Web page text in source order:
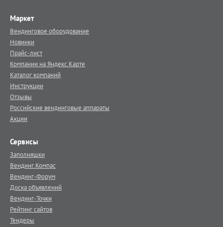
Маркет
Вендинговое оборудование
Новинки
Прайс-лист
Компании на Яндекс.Карте
Каталог компаний
Инструкции
Отзывы
Российские вендинговые аппараты
Акции
Сервисы
Заполняшки
Вендинг.Компас
Вендинг-Форум
Доска объявлений
Вендинг-Точки
Рейтинг сайтов
Тендеры